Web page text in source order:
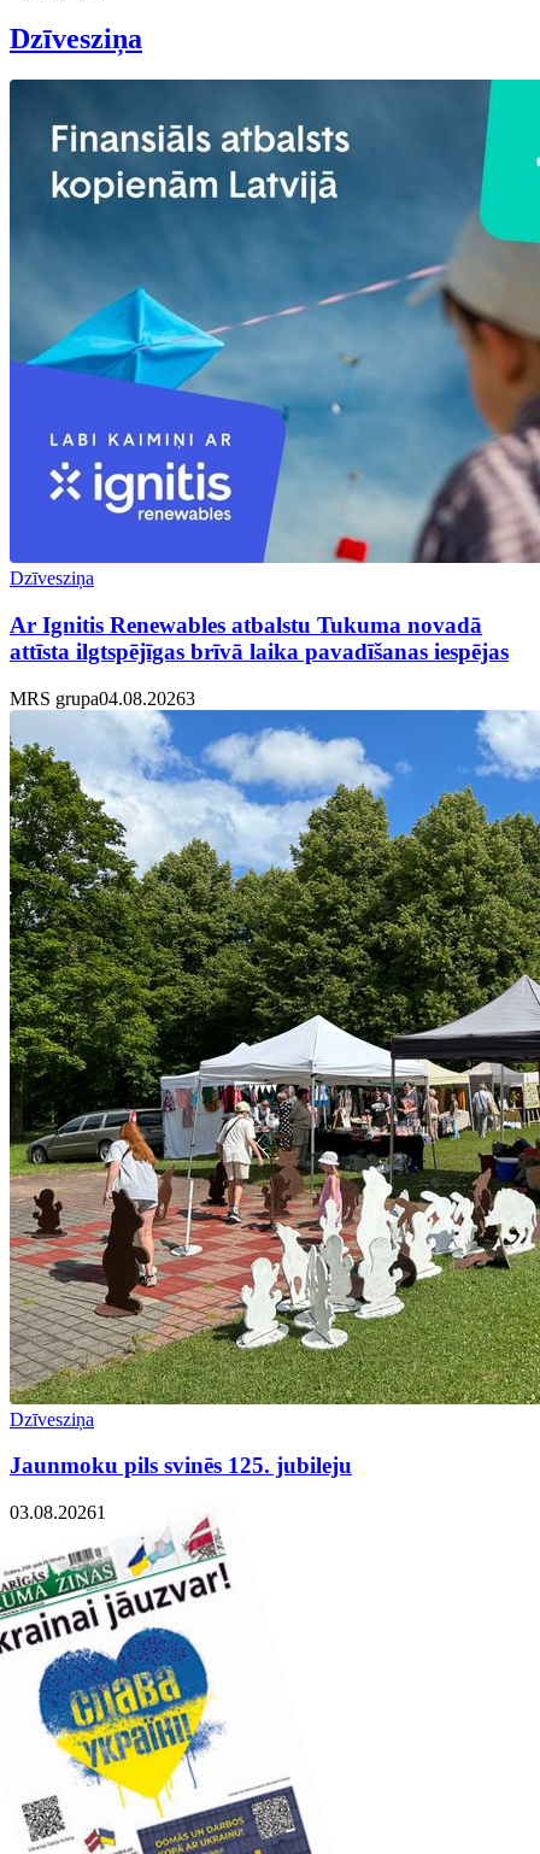
Dzīvesziņa
Dzīvesziņa
Ar Ignitis Renewables atbalstu Tukuma novadā
attīsta ilgtspējīgas brīvā laika pavadīšanas iespējas
MRS grupa04.08.20263
Dzīvesziņa
Jaunmoku pils svinēs 125. jubileju
03.08.20261